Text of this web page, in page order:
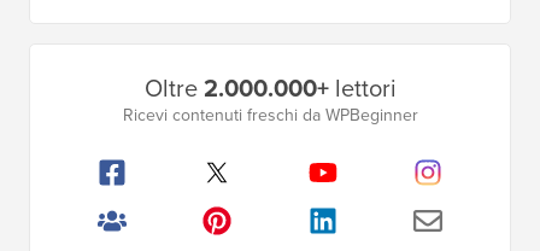
Oltre2.000.000+lettori
Ricevi contenuti freschi da WPBeginner